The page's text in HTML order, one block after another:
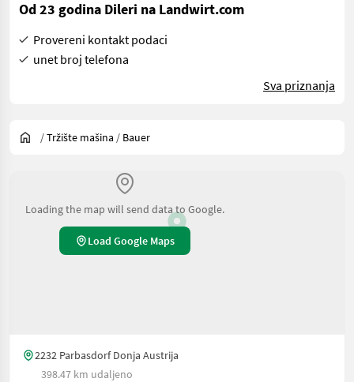
Od 23 godina Dileri na Landwirt.com
Provereni kontakt podaci
unet broj telefona
Sva priznanja
/Tržište mašina / Bauer
Loading the map will send data to Google.
Load Google Maps
2232 Parbasdorf Donja Austrija
398.47 km udaljeno